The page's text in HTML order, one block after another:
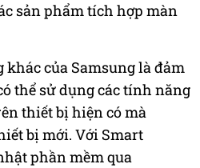
sản phẩm tích hợp màn
của Samsung là đảm
thể sử dụng các tính năng
thiết bị hiện có mà
bị mới. Với Smart
phần mềm qua